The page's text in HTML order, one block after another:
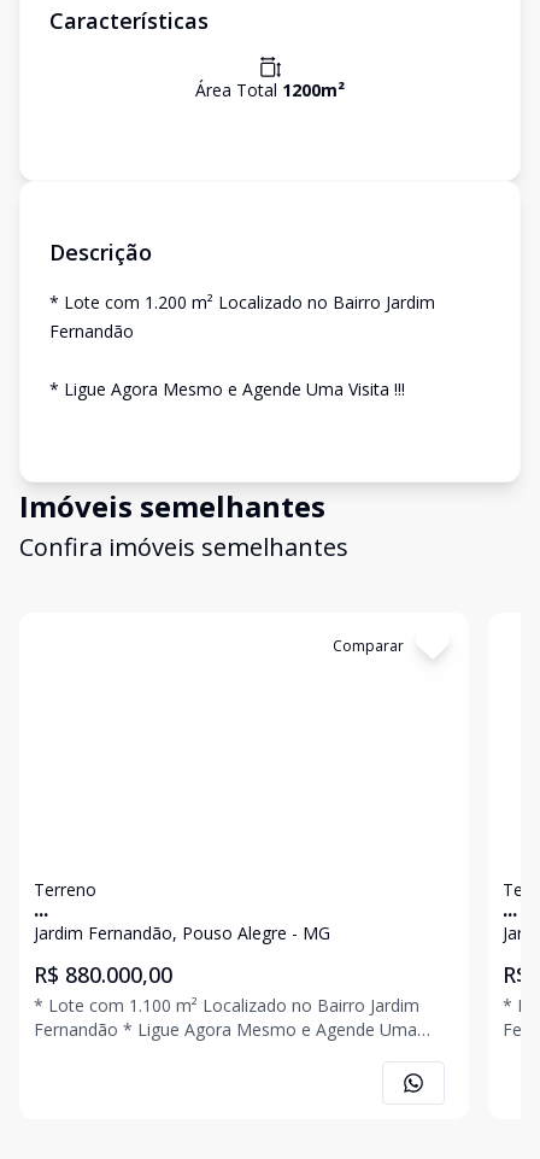
Características
Área Total 1200m²
Descrição
* Lote com 1.200 m² Localizado no Bairro Jardim
Fernandão
* Ligue Agora Mesmo e Agende Uma Visita !!!
Imóveis semelhantes
Confira imóveis semelhantes
Comparar
Terreno
...
Jardim Fernandão, Pouso Alegre - MG
R$ 880.000,00
* Lote com 1.100 m² Localizado no Bairro Jardim
Fernandão * Ligue Agora Mesmo e Agende Uma
...
R$
*
Fernandão *